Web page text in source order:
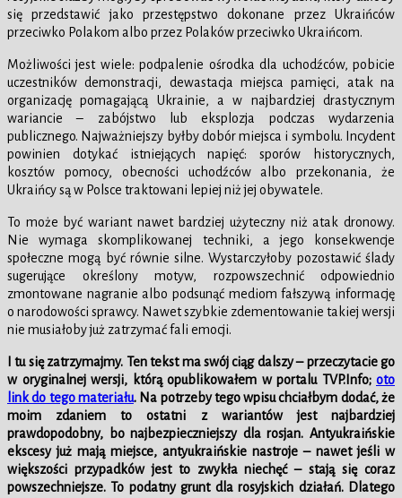
się przedstawić jako przestępstwo dokonane przez Ukraińców
przeciwko Polakom albo przez Polaków przeciwko Ukraińcom.
Możliwości jest wiele: podpalenie ośrodka dla uchodźców, pobicie
uczestników demonstracji, dewastacja miejsca pamięci, atak na
organizację pomagającą Ukrainie, a w najbardziej drastycznym
wariancie – zabójstwo lub eksplozja podczas wydarzenia
publicznego. Najważniejszy byłby dobór miejsca i symbolu. Incydent
powinien dotykać istniejących napięć: sporów historycznych,
kosztów pomocy, obecności uchodźców albo przekonania, że
Ukraińcy są w Polsce traktowani lepiej niż jej obywatele.
To może być wariant nawet bardziej użyteczny niż atak dronowy.
Nie wymaga skomplikowanej techniki, a jego konsekwencje
społeczne mogą być równie silne. Wystarczyłoby pozostawić ślady
sugerujące określony motyw, rozpowszechnić odpowiednio
zmontowane nagranie albo podsunąć mediom fałszywą informację
o narodowości sprawcy. Nawet szybkie zdementowanie takiej wersji
nie musiałoby już zatrzymać fali emocji.
I tu się zatrzymajmy. Ten tekst ma swój ciąg dalszy – przeczytacie go
w oryginalnej wersji, którą opublikowałem w portalu TVP.Info; oto
link do tego materiału. Na potrzeby tego wpisu chciałbym dodać, że
moim zdaniem to ostatni z wariantów jest najbardziej
prawdopodobny, bo najbezpieczniejszy dla rosjan. Antyukraińskie
ekscesy już mają miejsce, antyukraińskie nastroje – nawet jeśli w
większości przypadków jest to zwykła niechęć – stają się coraz
powszechniejsze. To podatny grunt dla rosyjskich działań. Dlatego